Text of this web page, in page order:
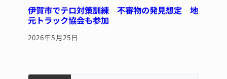
伊賀市でテロ対策訓練 不審物の発見想定 地
元トラック協会も参加
2026年5月25日